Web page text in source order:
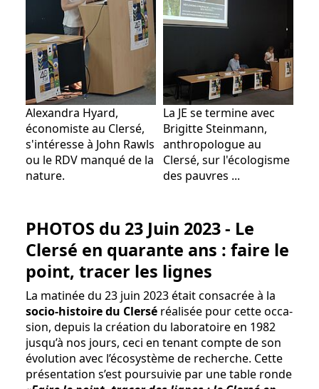
Alexandra Hyard,
économiste au Clersé,
s'intéresse à John Rawls
ou le RDV manqué de la
nature.
La JE se termine avec
Brigitte Steinmann,
anthropologue au
Clersé, sur l'écologisme
des pauvres ...
PHOTOS du 23 Juin 2023 - Le
Clersé en quarante ans : faire le
point, tracer les lignes
La matinée du 23 juin 2023 était consacrée à la
socio-histoire du Clersé réalisée pour cette occa­
sion, depuis la création du laboratoire en 1982
jusqu’à nos jours, ceci en tenant compte de son
évolution avec l’écosystème de recherche. Cette
présentation s’est poursuivie par une table ronde